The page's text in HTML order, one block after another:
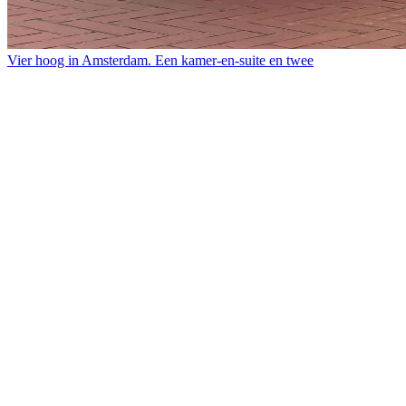
Vier hoog in Amsterdam. Een kamer-en-suite en twee